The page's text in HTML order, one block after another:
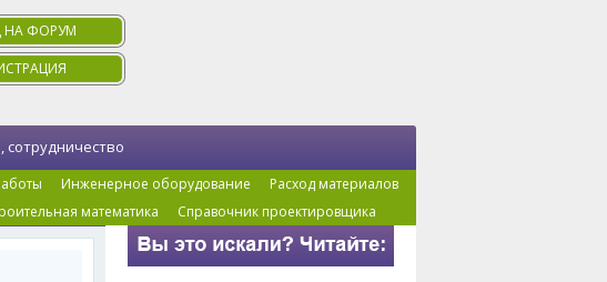
НА ФОРУМ
Инженерное оборудование
Расход материалов
математика Справочник проектировщика
сотрудничество